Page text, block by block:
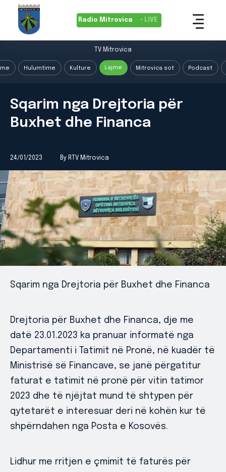
Radio Mitrovica • LIVE
TV Mitrovica
Hulumtime Kulture Lajme Mitrovica sot Podcast
Sqarim nga Drejtoria për
Buxhet dhe Financa
24/01/2023 By RTV Mitrovica
Sqarim nga Drejtoria për Buxhet dhe Financa
Drejtoria për Buxhet dhe Financa, dje me
datë 23.01.2023 ka pranuar informatë nga
Departamenti i Tatimit në Pronë, në kuadër të
Ministrisë së Financave, se janë përgatitur
faturat e tatimit në pronë për vitin tatimor
2023 dhe të njëjtat mund të shtypen për
qytetarët e interesuar deri në kohën kur të
shpërndahen nga Posta e Kosovës.
Lidhur me rritjen e çmimit të faturës për